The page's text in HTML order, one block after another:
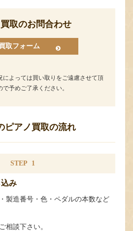
取のお問合わせ
取フォーム
によっては買い取りをご遠慮させて頂
予めご了承ください。
ピアノ買取の流れ
STEP 1
み
製造番号・色・ペダルの本数など
相談下さい。